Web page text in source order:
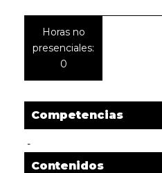
Horas no
presenciales:
0
Competencias
-
Contenidos